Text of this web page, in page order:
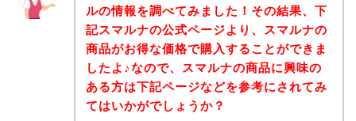
ルの情報を調べてみました！その結果、下
記スマルナの公式ページより、スマルナの
商品がお得な価格で購入することができま
したよ♪なので、スマルナの商品に興味の
ある方は下記ページなどを参考にされてみ
てはいかがでしょうか？